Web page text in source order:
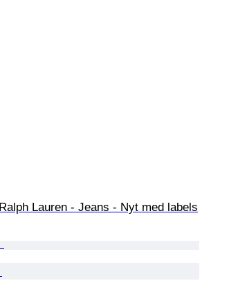
Ralph Lauren - Jeans - Nyt med labels